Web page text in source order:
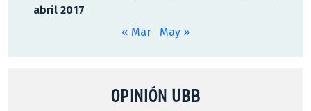
abril 2017
« Mar May »
OPINIÓN UBB